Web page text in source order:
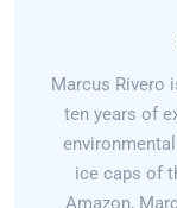
Marcus Rivero
ten years of
ice caps of
Amazon,